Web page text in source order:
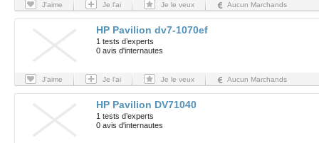
J'aime Je l'ai Je le veux Aucun Marchands
HP Pavilion dv7-1070ef
1 tests d’experts
0 avis d'internautes
J'aime Je l'ai Je le veux Aucun Marchands
HP Pavilion DV71040
1 tests d’experts
0 avis d'internautes